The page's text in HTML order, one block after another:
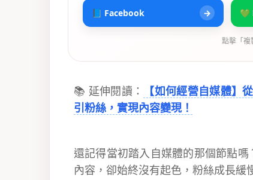
📘 Facebook → 💚
點擊「複
📚 延伸閱讀：
【如何經營自媒體】
引粉絲，實現內容變現！
還記得當初踏入自媒體的那個節點
內容，卻始終沒有起色，粉絲成長緩